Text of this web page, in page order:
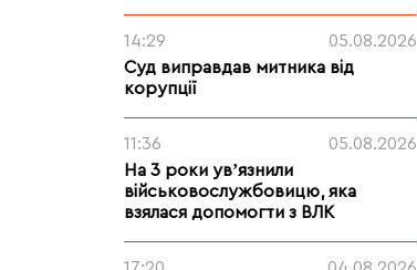
14:29
05.08.2026
Суд виправдав митника від
корупції
11:36
05.08.2026
На 3 роки увʼязнили
військовослужбовицю, яка
взялася допомогти з ВЛК